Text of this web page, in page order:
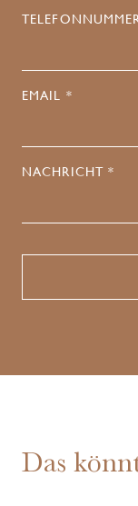
EMAIL *
NACHRICHT *
Das